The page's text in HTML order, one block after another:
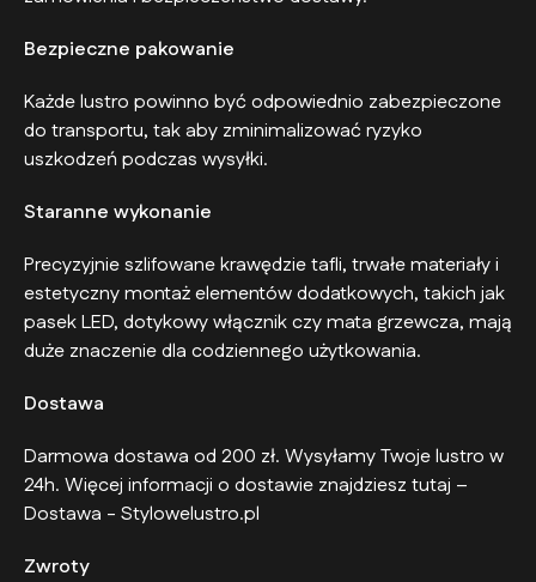
Bezpieczne pakowanie
Każde lustro powinno być odpowiednio zabezpieczone
do transportu, tak aby zminimalizować ryzyko
uszkodzeń podczas wysyłki.
Staranne wykonanie
Precyzyjnie szlifowane krawędzie tafli, trwałe materiały i
estetyczny montaż elementów dodatkowych, takich jak
pasek LED, dotykowy włącznik czy mata grzewcza, mają
duże znaczenie dla codziennego użytkowania.
Dostawa
Darmowa dostawa od 200 zł. Wysyłamy Twoje lustro w
24h. Więcej informacji o dostawie znajdziesz tutaj –
Dostawa - Stylowelustro.pl
Zwroty